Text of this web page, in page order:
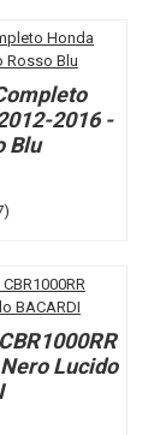
2016 -
Blu
Lucido